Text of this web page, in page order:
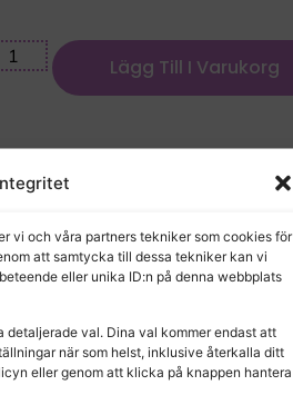
vi och våra partners tekniker som cookies för
att samtycka till dessa tekniker kan vi
eller unika ID:n på denna webbplats
val. Dina val kommer endast att
när som helst, inklusive återkalla ditt
eller genom att klicka på knappen hantera
Lägg Till I Varukorg